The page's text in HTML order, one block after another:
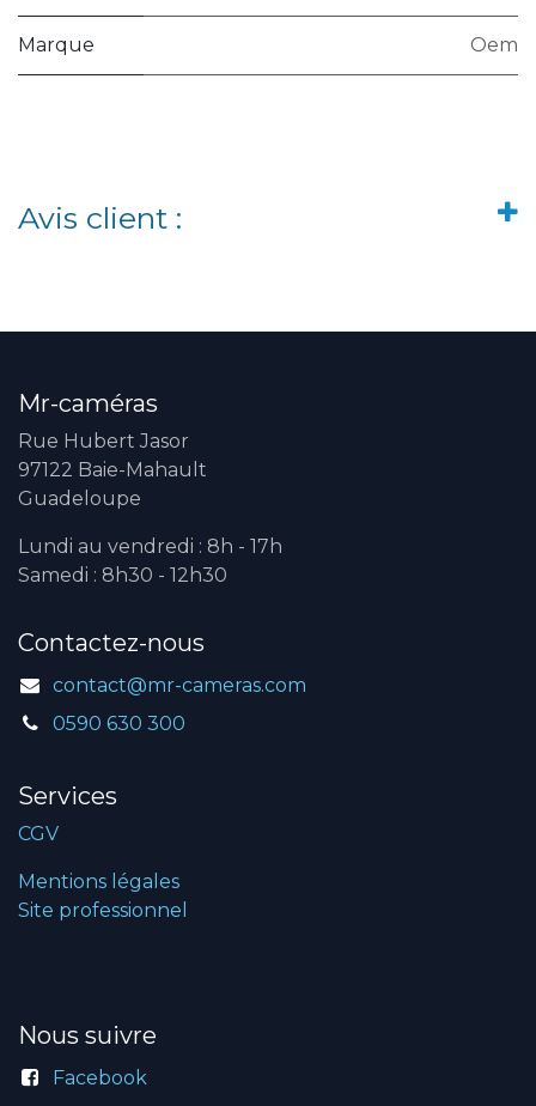
Marque Oem
Avis client :
Mr-caméras
Rue Hubert Jasor
97122 Baie-Mahault
Guadeloupe
Lundi au vendredi : 8h - 17h
Samedi : 8h30 - 12h30
Contactez-nous
contact@mr-cameras.com
0590 630 300
Services
CGV
Mentions légales
Site professionnel
Nous suivre
Facebook